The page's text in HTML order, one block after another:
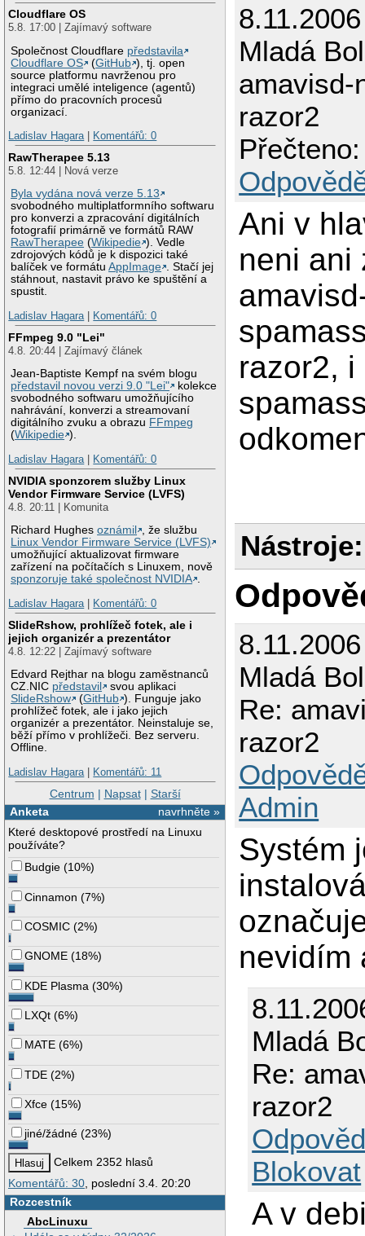
Cloudflare OS
5.8. 17:00 | Zajímavý software
Společnost Cloudflare představila
Cloudflare OS
(GitHub ), tj. open
source platformu navrženou pro
integraci umělé inteligence (agentů)
přímo do pracovních procesů
organizací.
Ladislav Hagara| Komentářů: 0
RawTherapee 5.13
5.8. 12:44 | Nová verze
Byla vydána nová verze 5.13
svobodného multiplatformního softwaru
pro konverzi a zpracování digitálních
fotografií primárně ve formátů RAW
RawTherapee (Wikipedie ). Vedle
zdrojových kódů je k dispozici také
balíček ve formátuAppImage . Stačí jej
stáhnout, nastavit právo ke spuštění a
spustit.
Ladislav Hagara| Komentářů: 0
FFmpeg 9.0 "Lei"
4.8. 20:44 | Zajímavý článek
Jean-Baptiste Kempf na svém blogu
představil novou verzi 9.0 "Lei"
kolekce
svobodného softwaru umožňujícího
nahrávání, konverzi a streamovaní
digitálního zvuku a obrazu FFmpeg
(Wikipedie ).
Ladislav Hagara| Komentářů: 0
NVIDIA sponzorem služby Linux
Vendor Firmware Service (LVFS)
4.8. 20:11 | Komunita
Richard Hughesoznámil
, že službu
Linux Vendor Firmware Service (LVFS)
umožňující aktualizovat firmware
zařízení na počítačích s Linuxem, nově
sponzoruje také společnost NVIDIA .
Ladislav Hagara| Komentářů: 0
SlideRshow, prohlížeč fotek, ale i
jejich organizér a prezentátor
4.8. 12:22 | Zajímavý software
Edvard Rejthar na blogu zaměstnanců
CZ.NIC představil
svou aplikaci
SlideRshow
(GitHub ). Funguje jako
prohlížeč fotek, ale i jako jejich
organizér a prezentátor. Neinstaluje se,
běží přímo v prohlížeči. Bez serveru.
Offline.
Ladislav Hagara| Komentářů: 11
Centrum | Napsat| Starší
navrhněte »
Anketa
Které desktopové prostředí na Linuxu
používáte?
Budgie (10%)
Cinnamon (7%)
COSMIC (2%)
GNOME (18%)
KDE Plasma (30%)
LXQt (6%)
MATE (6%)
TDE (2%)
Xfce (15%)
jiné/žádné (23%)
Celkem 2352 hlasů
Komentářů: 30 , poslední 3.4. 20:20
Rozcestník
AbcLinuxu
Mladá
amavisd-
razor2
Ani v
neni ani
razor2,
Nástroje:
Mladá
Re:
razor2
Admin
Systém
nevidím
Mladá
Re:
razor2
Blokovat
A v